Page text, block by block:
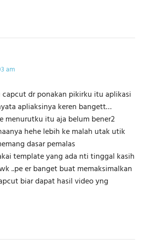
am
dr ponakan pikirku itu aplikasi
apliaksinya keren bangett…
menurutku itu aja belum bener2
hehe lebih ke malah utak utik
dasar pemalas
template yang ada nti tinggal kasih
..pe er banget buat memaksimalkan
biar dapat hasil video yng